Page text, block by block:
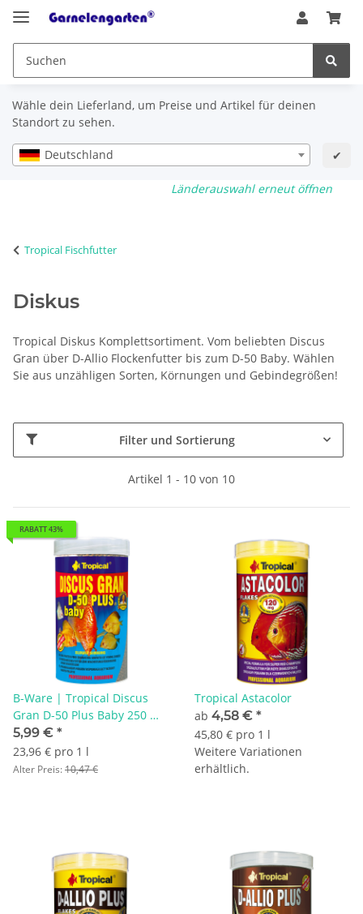
Wähle dein Lieferland, um Preise und Artikel für deinen
Standort zu sehen.
Deutschland ✔
Länderauswahl erneut öffnen
Tropical Fischfutter
Diskus
Tropical Diskus Komplettsortiment. Vom beliebten Discus
Gran über D-Allio Flockenfutter bis zum D-50 Baby. Wählen
Sie aus unzähligen Sorten, Körnungen und Gebindegrößen!
Filter und Sortierung
Artikel 1 - 10 von 10
RABATT 43%
B-Ware | Tropical Discus
Gran D-50 Plus Baby 250 ml
- MHD 10/25
5,99 € *
23,96 € pro 1 l
Alter Preis:10,47 €
Tropical Astacolor
ab 4,58 € *
45,80 € pro 1 l
Weitere Variationen
erhältlich.